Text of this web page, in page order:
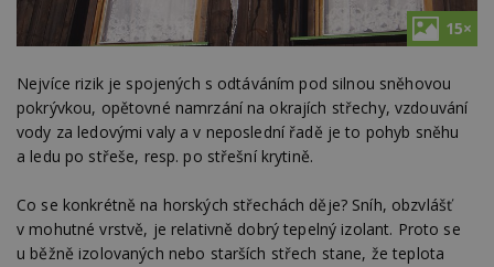
15×
Nejvíce rizik je spojených s odtáváním pod silnou sněhovou
pokrývkou, opětovné namrzání na okrajích střechy, vzdouvání
vody za ledovými valy a v neposlední řadě je to pohyb sněhu
a ledu po střeše, resp. po střešní krytině.
Co se konkrétně na horských střechách děje? Sníh, obzvlášť
v mohutné vrstvě, je relativně dobrý tepelný izolant. Proto se
u běžně izolovaných nebo starších střech stane, že teplota